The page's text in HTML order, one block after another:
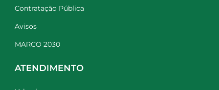
Contratação Pública
Avisos
MARCO 2030
ATENDIMENTO